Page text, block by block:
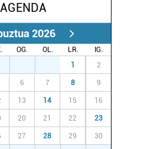
AGENDA
2026
OG. OL. LR.
IG.
1 2
6 7 8 9
13 14 15 16
20 21 22 23
27 28 29 30